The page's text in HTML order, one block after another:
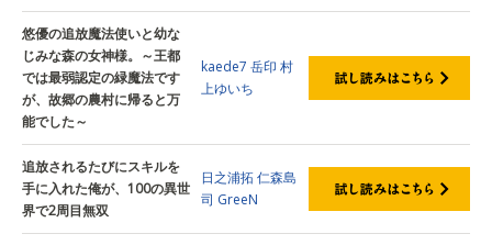
悠優の追放魔法使いと幼な
じみな森の女神様。～王都
では最弱認定の緑魔法です
が、故郷の農村に帰ると万
能でした～
kaede7 岳印 村
上ゆいち
追放されるたびにスキルを
手に入れた俺が、100の異世
界で2周目無双
日之浦拓仁森島
司 GreeN